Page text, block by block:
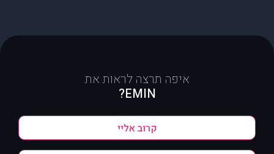
איפה תרצה לראות את
EMIN?